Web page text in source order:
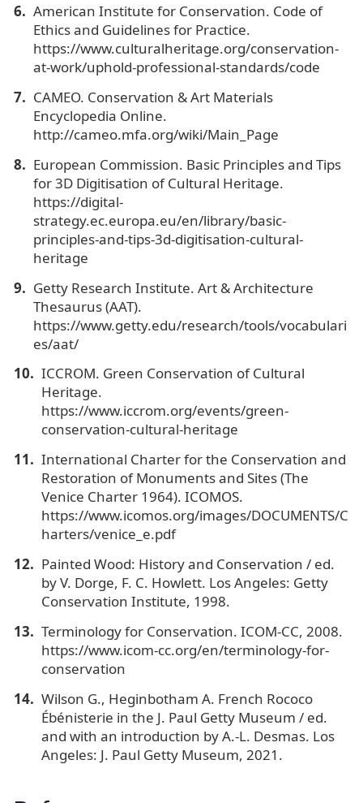
American Institute for Conservation. Code of
Ethics and Guidelines for Practice.
https://www.culturalheritage.org/conservation-
at-work/uphold-professional-standards/code
CAMEO. Conservation & Art Materials
Encyclopedia Online.
http://cameo.mfa.org/wiki/Main_Page
European Commission. Basic Principles and Tips
for 3D Digitisation of Cultural Heritage.
https://digital-
strategy.ec.europa.eu/en/library/basic-
principles-and-tips-3d-digitisation-cultural-
heritage
Getty Research Institute. Art & Architecture
Thesaurus (AAT).
https://www.getty.edu/research/tools/vocabulari
es/aat/
ICCROM. Green Conservation of Cultural
Heritage.
https://www.iccrom.org/events/green-
conservation-cultural-heritage
International Charter for the Conservation and
Restoration of Monuments and Sites (The
Venice Charter 1964). ICOMOS.
https://www.icomos.org/images/DOCUMENTS/C
harters/venice_e.pdf
Painted Wood: History and Conservation / ed.
by V. Dorge, F. C. Howlett. Los Angeles: Getty
Conservation Institute, 1998.
Terminology for Conservation. ICOM-CC, 2008.
https://www.icom-cc.org/en/terminology-for-
conservation
Wilson G., Heginbotham A. French Rococo
Ébénisterie in the J. Paul Getty Museum / ed.
and with an introduction by A.-L. Desmas. Los
Angeles: J. Paul Getty Museum, 2021.